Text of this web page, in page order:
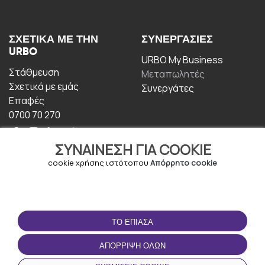
ΣΥΝΑΊΝΕΣΗ ΓΙΑ COOKIE
cookie χρήσης ιστότοπου Απόρρητο cookie
ΤΟ ΈΠΙΑΣΑ
ΑΠΌΡΡΙΨΗ ΌΛΩΝ
ΣΧΕΤΙΚΆ ΜΕ ΤΗΝ
URBO
Στάθμευση
Σχετικά με εμάς
Επαφές
0700 70 270
ΣΥΝΕΡΓΑΣΊΕΣ
URBO My Business
Μεταπωλητές
Συνεργάτες
ΟΡΟΙ ΧΡΉΣΗΣ
Οροι και Προϋποθέσεις
Πολιτική απορρήτου
ΚΑΤΕΒΆΣΤΕ ΤΗΝ
ΕΦΑΡΜΟΓΉ